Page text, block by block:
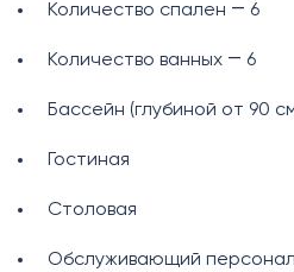
Количество спален ― 6
Количество ванных ― 6
Бассейн (глубиной от 90
Гостиная
Столовая
Обслуживающий